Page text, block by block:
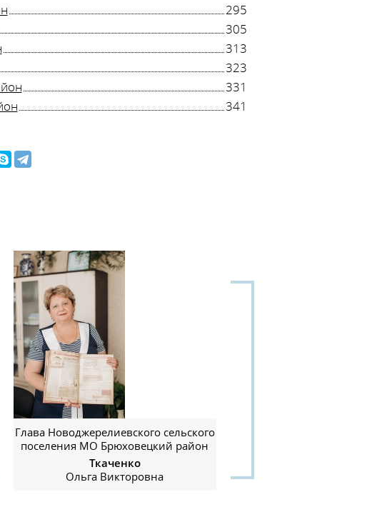
295
305
313
323
331
341
Глава Новоджерелиевского сельского
поселения МО Брюховецкий район
Ткаченко
Ольга Викторовна